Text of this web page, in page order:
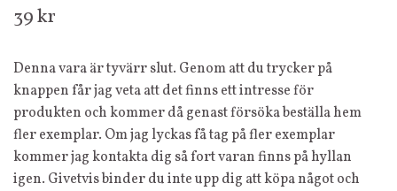
39 kr
Denna vara är tyvärr slut. Genom att du trycker på
knappen får jag veta att det finns ett intresse för
produkten och kommer då genast försöka beställa hem
fler exemplar. Om jag lyckas få tag på fler exemplar
kommer jag kontakta dig så fort varan finns på hyllan
igen. Givetvis binder du inte upp dig att köpa något och